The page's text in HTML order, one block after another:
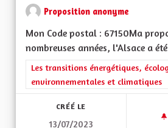
Proposition anonyme
Mon Code postal : 67150Ma
nombreuses années, l'Alsace a
Filtrer les résultats de la catégorie
Les transitions énergétiques,
environnementales et climatiques
CRÉÉ LE
13/07/2023